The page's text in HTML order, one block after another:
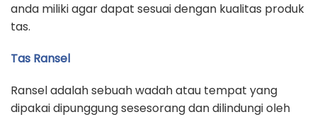
anda miliki agar dapat sesuai dengan kualitas produk
tas.
Tas Ransel
Ransel adalah sebuah wadah atau tempat yang
dipakai dipunggung sesesorang dan dilindungi oleh